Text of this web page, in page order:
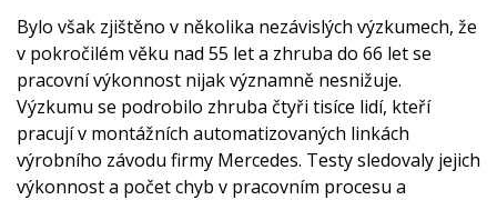
Bylo však zjištěno v několika nezávislých výzkumech, že
v pokročilém věku nad 55 let a zhruba do 66 let se
pracovní výkonnost nijak významně nesnižuje.
Výzkumu se podrobilo zhruba čtyři tisíce lidí, kteří
pracují v montážních automatizovaných linkách
výrobního závodu firmy Mercedes. Testy sledovaly jejich
výkonnost a počet chyb v pracovním procesu a